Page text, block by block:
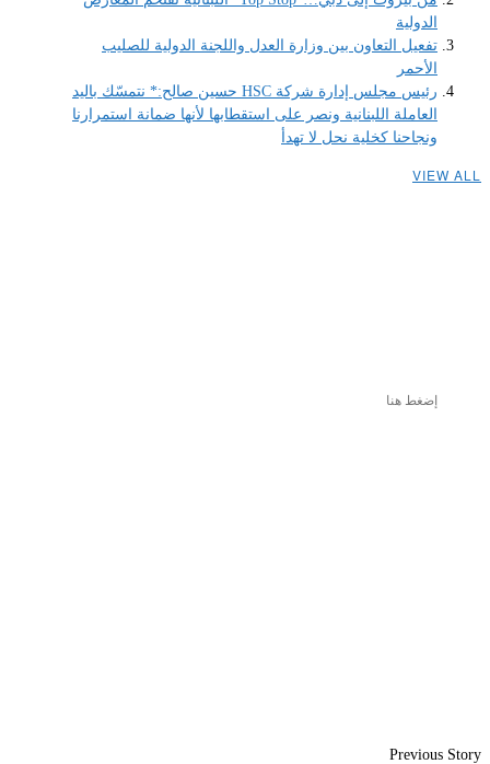
الدولية
تفعيل التعاون بين وزارة العدل واللجنة الدولية للصليب
الأحمر
رئيس مجلس إدارة شركة HSC حسين صالح:* نتمسّك باليد
العاملة اللبنانية ونصر على استقطابها لأنها ضمانة استمرارنا
ونجاحنا كخلية نحل لا تهدأ
VIEW ALL
إضغط هنا
Previous Story